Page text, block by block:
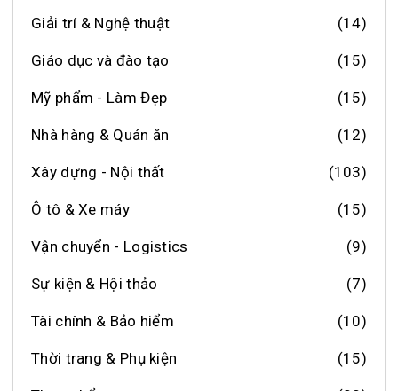
Giải trí & Nghệ thuật (14)
Giáo dục và đào tạo (15)
Mỹ phẩm - Làm Đẹp (15)
Nhà hàng & Quán ăn (12)
Xây dựng - Nội thất (103)
Ô tô & Xe máy (15)
Vận chuyển - Logistics (9)
Sự kiện & Hội thảo (7)
Tài chính & Bảo hiểm (10)
Thời trang & Phụ kiện (15)